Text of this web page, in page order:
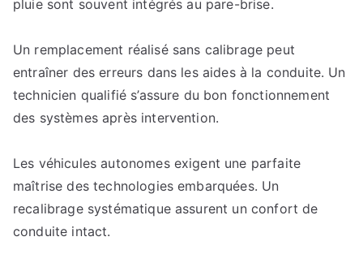
pluie sont souvent intégrés au pare-brise.
Un remplacement réalisé sans calibrage peut
entraîner des erreurs dans les aides à la conduite. Un
technicien qualifié s’assure du bon fonctionnement
des systèmes après intervention.
Les véhicules autonomes exigent une parfaite
maîtrise des technologies embarquées. Un
recalibrage systématique assurent un confort de
conduite intact.